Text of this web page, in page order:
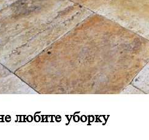
любите уборку